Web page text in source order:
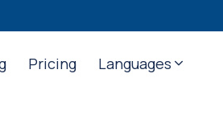
Pricing Languages